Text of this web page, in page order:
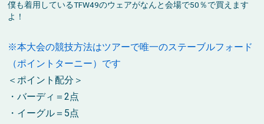
僕も着用しているTFW49のウェアがなんと会場で50％で買えます
よ！
※本大会の競技方法はツアーで唯一のステーブルフォード
（ポイントターニー）です
＜ポイント配分＞
・バーディ＝2点
・イーグル＝5点